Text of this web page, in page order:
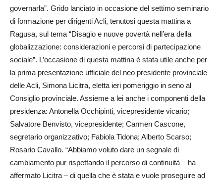
governarla”. Grido lanciato in occasione del settimo seminario
di formazione per dirigenti Acli, tenutosi questa mattina a
Ragusa, sul tema “Disagio e nuove povertà nell’era della
globalizzazione: considerazioni e percorsi di partecipazione
sociale”. L’occasione di questa mattina è stata utile anche per
la prima presentazione ufficiale del neo presidente provinciale
delle Acli, Simona Licitra, eletta ieri pomeriggio in seno al
Consiglio provinciale. Assieme a lei anche i componenti della
presidenza: Antonella Occhipinti, vicepresidente vicario;
Salvatore Benvisto, vicepresidente; Carmen Cascone,
segretario organizzativo; Fabiola Tidona; Alberto Scarso;
Rosario Cavallo. “Abbiamo voluto dare un segnale di
cambiamento pur rispettando il percorso di continuità – ha
affermato Licitra – di quella che è stata e vuole proseguire ad